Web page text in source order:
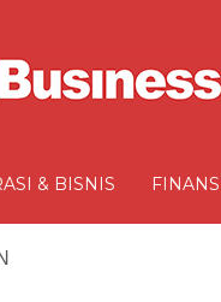
& BISNIS